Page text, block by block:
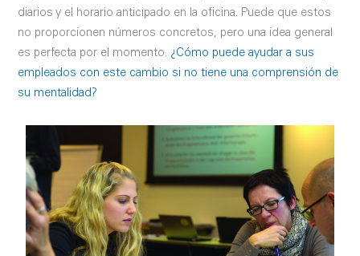
diarios y el horario anticipado en la oficina. Puede que estos
no proporcionen números concretos, pero una idea general
es perfecta por el momento. ¿Cómo puede ayudar a sus
empleados con este cambio si no tiene una comprensión de
su mentalidad?